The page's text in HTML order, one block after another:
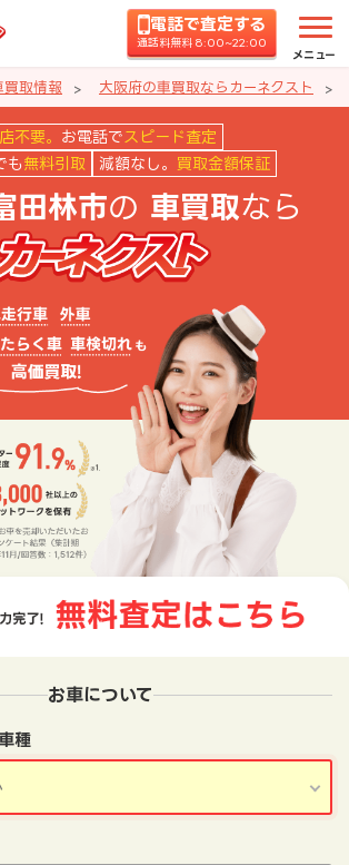
電話で査定する
通話料無料 8:00~22:00
メニュー
買取情報 大阪府の車買取ならカーネクスト
林市の車買取ならカ
不要。 お電話で スピード査定
も 無料引取 減額なし。 買取金額保証
田林市の 車買取なら
お車について
種